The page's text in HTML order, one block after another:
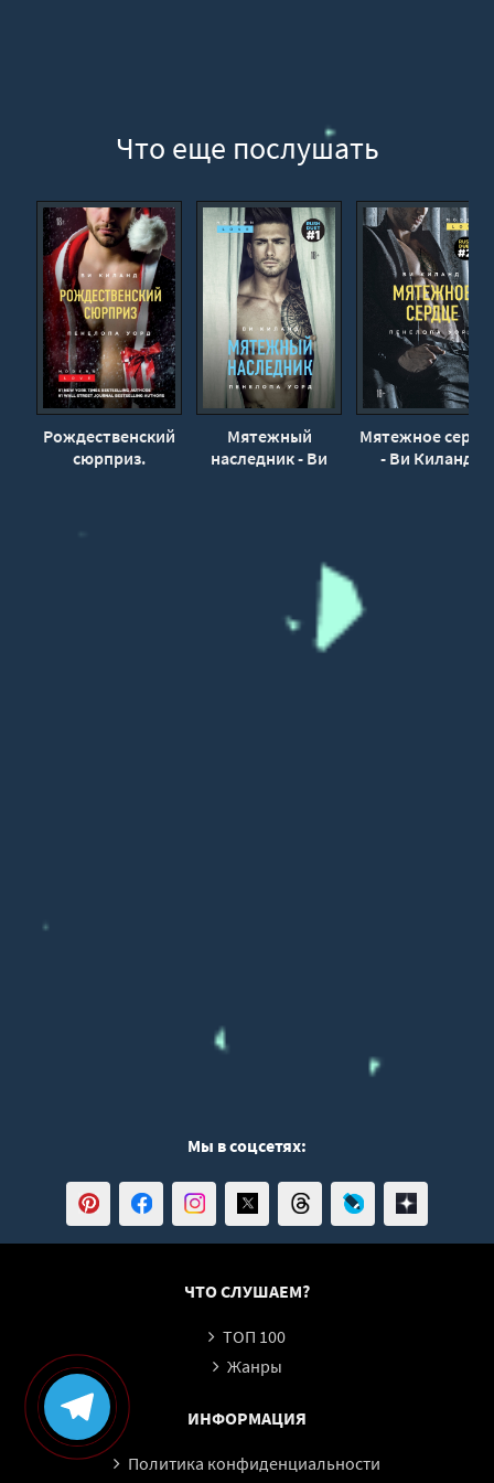
Что еще послушать
Рождественский
сюрприз.
Мятежный
наследник - Ви
Мятежное
- Ви Киланд,
Мы в соцсетях:
ЧТО СЛУШАЕМ?
ТОП 100
Жанры
ИНФОРМАЦИЯ
Политика конфиденциальности